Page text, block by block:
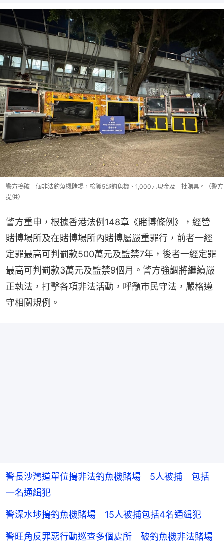
警方搗破一個非法釣魚機賭場，檢獲5部釣魚機、1,000元現金及一批賭具。（警方
提供）
警方重申，根據香港法例148章《賭博條例》，經營
賭博場所及在賭博場所內賭博屬嚴重罪行，前者一經
定罪最高可判罰款500萬元及監禁7年，後者一經定罪
最高可判罰款3萬元及監禁9個月。警方強調將繼續嚴
正執法，打擊各項非法活動，呼籲市民守法，嚴格遵
守相關規例。
警長沙灣道單位搗非法釣魚機賭場 5人被捕 包括
一名通緝犯
警深水埗搗釣魚機賭場 15人被捕包括4名通緝犯
警旺角反罪惡行動巡查多個處所 破釣魚機非法賭場